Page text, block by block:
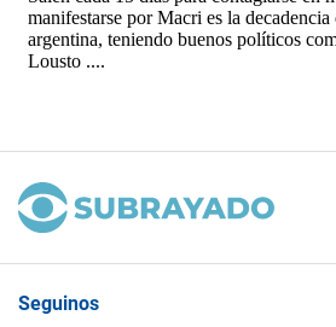
Seguinos